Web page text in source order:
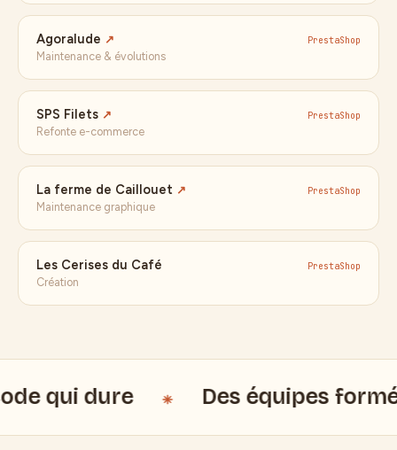
Agoralude ↗ PrestaShop
Maintenance & évolutions
SPS Filets ↗ PrestaShop
Refonte e-commerce
La ferme de Caillouet ↗ PrestaShop
Maintenance graphique
Les Cerises du Café PrestaShop
Création
dure Des équipes formées à